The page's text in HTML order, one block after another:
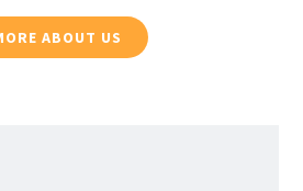
ABOUT US